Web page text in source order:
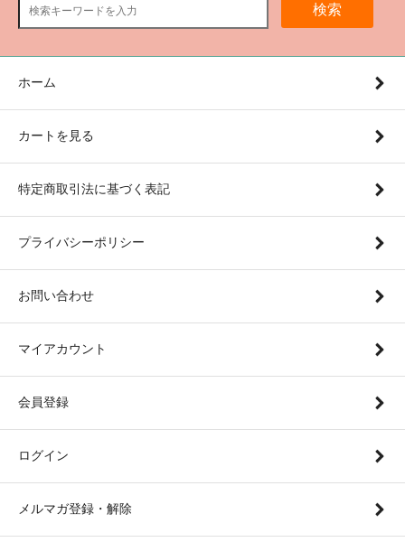
検索
ホーム
カートを見る
特定商取引法に基づく表記
プライバシーポリシー
お問い合わせ
マイアカウント
会員登録
ログイン
メルマガ登録・解除